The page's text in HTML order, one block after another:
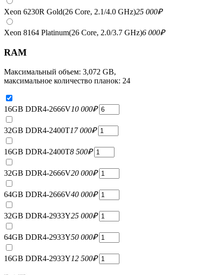
Xeon 6230R Gold(26 Core, 2.1/4.0 GHz)25 000₽
Xeon 8164 Platinum(26 Core, 2.0/3.7 GHz)6 000₽
RAM
Максимальный объем: 3,072 GB,
максимальное количество планок: 24
16GB DDR4-2666V10 000₽
32GB DDR4-2400T17 000₽
16GB DDR4-2400T8 500₽
32GB DDR4-2666V20 000₽
64GB DDR4-2666V40 000₽
32GB DDR4-2933Y25 000₽
64GB DDR4-2933Y50 000₽
16GB DDR4-2933Y12 500₽